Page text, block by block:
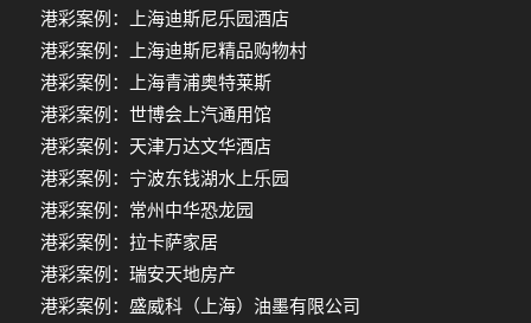
港彩案例：上海迪斯尼乐园酒店
港彩案例：上海迪斯尼精品购物村
港彩案例：上海青浦奥特莱斯
港彩案例：世博会上汽通用馆
港彩案例：天津万达文华酒店
港彩案例：宁波东钱湖水上乐园
港彩案例：常州中华恐龙园
港彩案例：拉卡萨家居
港彩案例：瑞安天地房产
港彩案例：盛威科（上海）油墨有限公司